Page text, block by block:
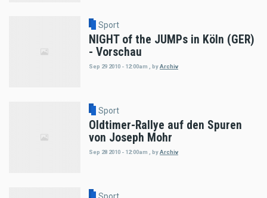
Sport
NIGHT of the JUMPs in Köln (GER)
- Vorschau
Sep 29 2010 - 12:00am , byArchiv
Sport
Oldtimer-Rallye auf den Spuren
von Joseph Mohr
Sep 28 2010 - 12:00am byArchiv
Sport